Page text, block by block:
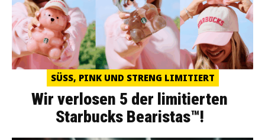
SÜSS, PINK UND STRENG LIMITIERT
Wir verlosen 5 der limitierten
Starbucks Bearistas™!